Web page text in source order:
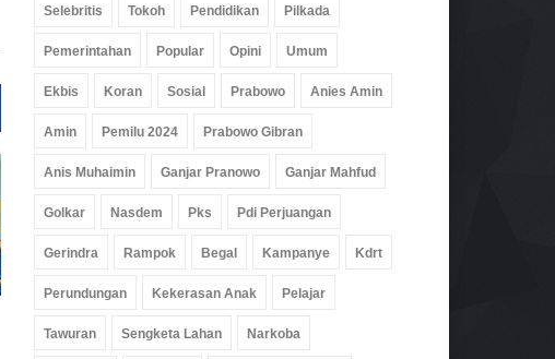
Miliar Disorot, Amdal Baru
Selebritis Tokoh Pendidikan Pilkada
Pemerintahan Popular Opini Umum
Ekbis Koran Sosial Prabowo Anies Amin
Amin Pemilu 2024 Prabowo Gibran
Anis Muhaimin Ganjar Pranowo Ganjar Mahfud
Golkar Nasdem Pks Pdi Perjuangan
Gerindra Rampok Begal Kampanye Kdrt
Perundungan Kekerasan Anak Pelajar
Tawuran Sengketa Lahan Narkoba